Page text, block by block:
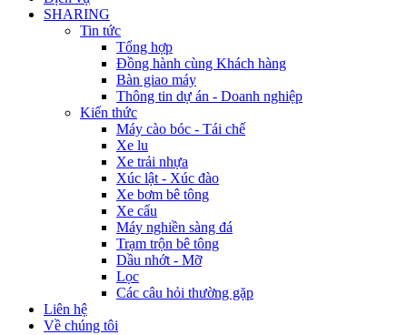
SHARING
Tin tức
Tổng hợp
Đồng hành cùng Khách hàng
Bàn giao máy
Thông tin dự án - Doanh nghiệp
Kiến thức
Máy cào bóc - Tái chế
Xe lu
Xe trải nhựa
Xúc lật - Xúc đào
Xe bơm bê tông
Xe cẩu
Máy nghiền sàng đá
Trạm trộn bê tông
Dầu nhớt - Mỡ
Lọc
Các câu hỏi thường gặp
Liên hệ
Về chúng tôi